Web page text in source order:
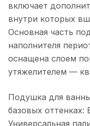
включает
внутри которых
Основная часть
наполнителя
оснащена слоем
утяжелителем —
Подушка для
базовых оттенках:
Универсальная